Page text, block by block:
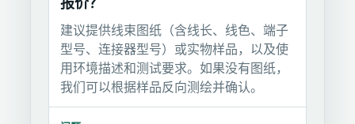
建议提供线束图纸（含线长、线色、端子
型号、连接器型号）或实物样品，以及使
用环境描述和测试要求。如果没有图纸，
我们可以根据样品反向测绘并确认。